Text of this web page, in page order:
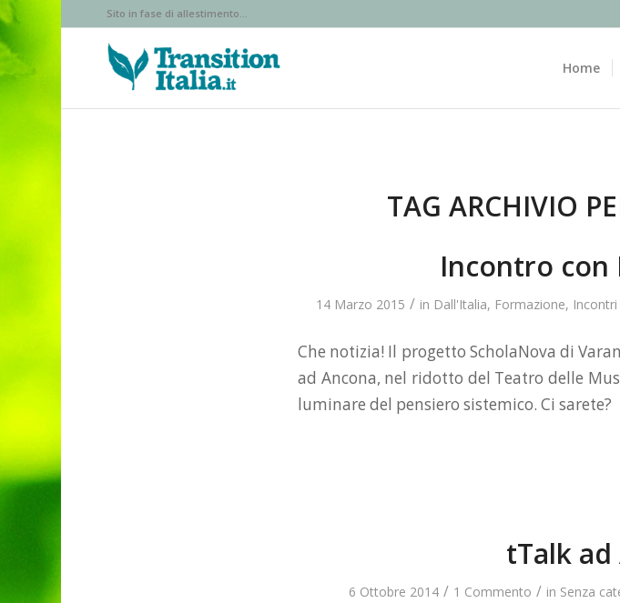
Sito in fase di allestimento...
Home
TAG ARCHIVIO
Incontro con
14 Marzo 2015 / in Dall'Italia, Formazione,
Che notizia! Il progetto ScholaNova di
ad Ancona, nel ridotto del Teatro delle
luminare del pensiero sistemico. Ci sarete?
tTalk ad
6 Ottobre 2014 / 1 Commento / in Senza